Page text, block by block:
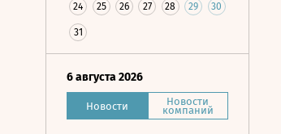
24 25 26 27 28 29 30
31
6 августа 2026
Новости Новости
компаний